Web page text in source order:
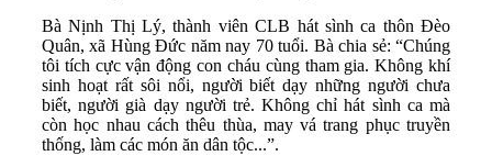
Bà Nịnh Thị Lý, thành viên CLB hát sình ca thôn Đèo
Quân, xã Hùng Đức năm nay 70 tuổi. Bà chia sẻ: “Chúng
tôi tích cực vận động con cháu cùng tham gia. Không khí
sinh hoạt rất sôi nổi, người biết dạy những người chưa
biết, người già dạy người trẻ. Không chỉ hát sình ca mà
còn học nhau cách thêu thùa, may vá trang phục truyền
thống, làm các món ăn dân tộc...”.